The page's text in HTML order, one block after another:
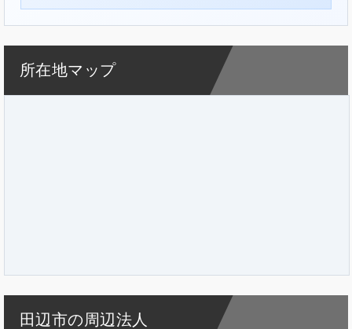
所在地マップ
田辺市の周辺法人